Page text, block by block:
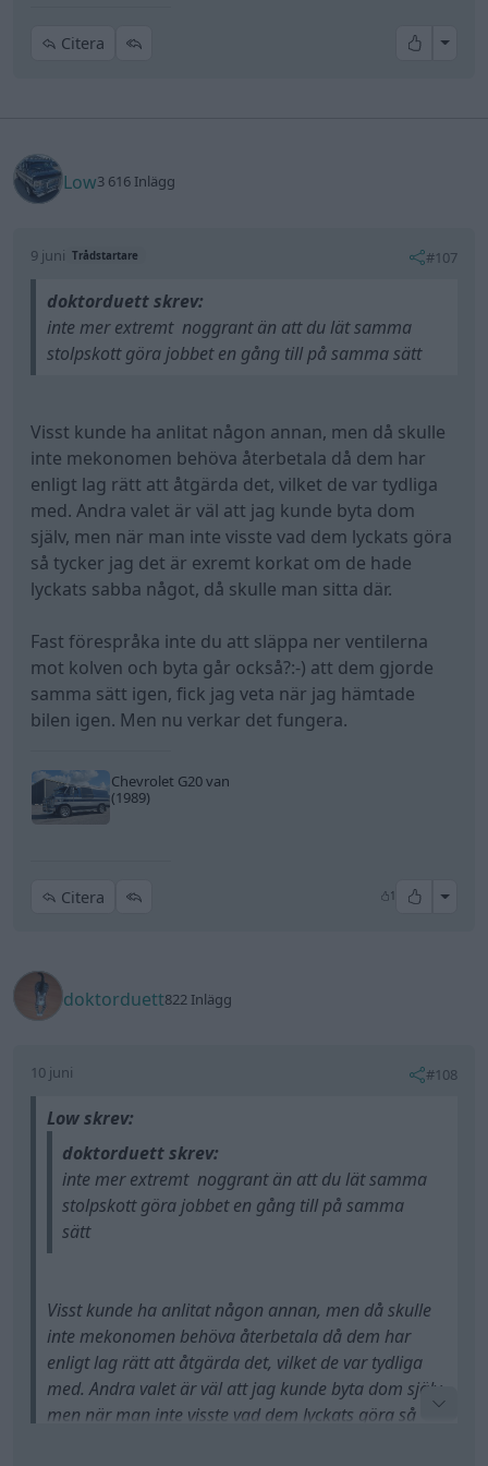
(Citera verkar buggat sig?)
Citera All
Low3 616 Inlägg
9 juni Trådstartare #107
doktorduett skrev:
inte mer extremt noggrant än att du lät samma
stolpskott göra jobbet en gång till på samma sätt
Visst kunde ha anlitat någon annan, men då skulle
inte mekonomen behöva återbetala då dem har
enligt lag rätt att åtgärda det, vilket de var tydliga
med. Andra valet är väl att jag kunde byta dom
själv, men när man inte visste vad dem lyckats göra
så tycker jag det är exremt korkat om de hade
lyckats sabba något, då skulle man sitta där.
Fast förespråka inte du att släppa ner ventilerna
mot kolven och byta går också?:-) att dem gjorde
samma sätt igen, fick jag veta när jag hämtade
bilen igen. Men nu verkar det fungera.
Chevrolet G20 van
(1989)
Citera 1 All
doktorduett822 Inlägg
10 juni #108
Low skrev:
doktorduett skrev:
inte mer extremt noggrant än att du lät samma
stolpskott göra jobbet en gång till på samma
sätt
Visst kunde ha anlitat någon annan, men då skulle
inte mekonomen behöva återbetala då dem har
enligt lag rätt att åtgärda det, vilket de var tydliga
med. Andra valet är väl att jag kunde byta dom själv,
men när man inte visste vad dem lyckats göra så